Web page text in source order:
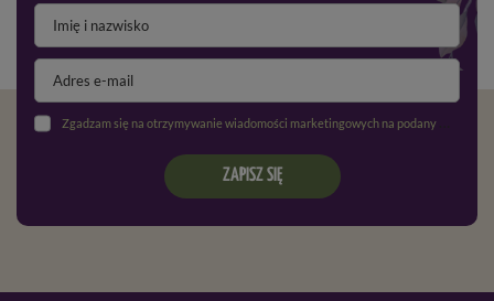
Zgadzam się na otrzymywanie wiadomości marketingowych na podany adres e-mail oraz przetwarzanie danych osobowych zgodnie z
ZAPISZ SIĘ